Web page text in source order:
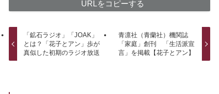
URLをコピーする
「鉱石ラジオ」「JOAK」
とは？「花子とアン」歩が
真似した初期のラジオ放送
青凛社（青蘭社）機関誌
「家庭」創刊 「生活派宣
言」を掲載【花子とアン】